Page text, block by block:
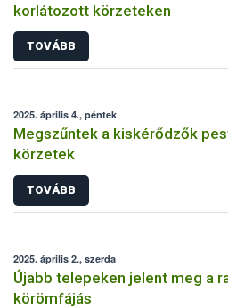
korlátozott körzeteken
TOVÁBB
2025. április 4., péntek
Megszűntek a kiskérődzők
körzetek
TOVÁBB
2025. április 2., szerda
Újabb telepeken jelent meg a
körömfájás